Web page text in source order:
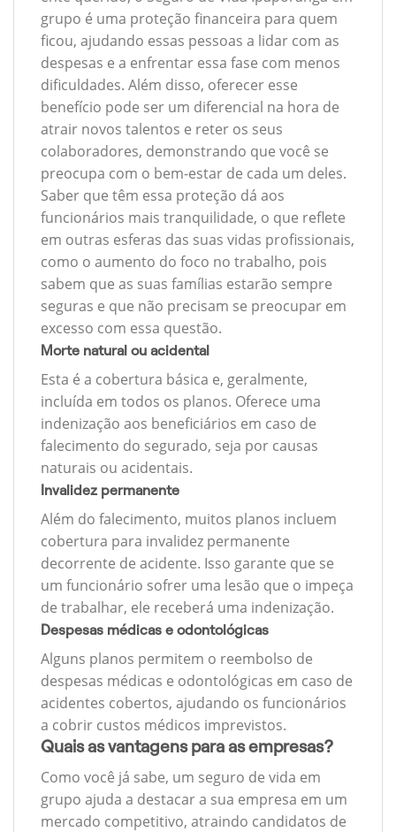
grupo é uma proteção financeira para quem
ficou, ajudando essas pessoas a lidar com as
despesas e a enfrentar essa fase com menos
dificuldades. Além disso, oferecer esse
benefício pode ser um diferencial na hora de
atrair novos talentos e reter os seus
colaboradores, demonstrando que você se
preocupa com o bem-estar de cada um deles.
Saber que têm essa proteção dá aos
funcionários mais tranquilidade, o que reflete
em outras esferas das suas vidas profissionais,
como o aumento do foco no trabalho, pois
sabem que as suas famílias estarão sempre
seguras e que não precisam se preocupar em
excesso com essa questão.
Morte natural ou acidental
Esta é a cobertura básica e, geralmente,
incluída em todos os planos. Oferece uma
indenização aos beneficiários em caso de
falecimento do segurado, seja por causas
naturais ou acidentais.
Invalidez permanente
Além do falecimento, muitos planos incluem
cobertura para invalidez permanente
decorrente de acidente. Isso garante que se
um funcionário sofrer uma lesão que o impeça
de trabalhar, ele receberá uma indenização.
Despesas médicas e odontológicas
Alguns planos permitem o reembolso de
despesas médicas e odontológicas em caso de
acidentes cobertos, ajudando os funcionários
a cobrir custos médicos imprevistos.
Quais as vantagens para as empresas?
Como você já sabe, um seguro de vida em
grupo ajuda a destacar a sua empresa em um
mercado competitivo, atraindo candidatos de